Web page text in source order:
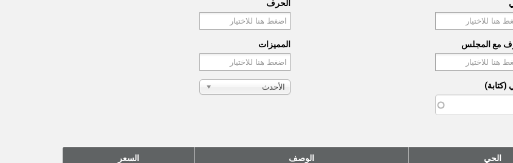
مع المجلس
(كتابة)
الحرف
المميزات
الأحدث
الحي الوصف السعر